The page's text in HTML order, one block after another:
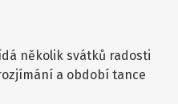
několik svátků radosti
a období tance